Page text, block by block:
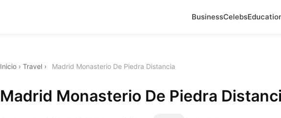
BusinessCelebs
Inicio › Travel › Madrid Monasterio De Piedra Distancia
Madrid Monasterio De Piedra